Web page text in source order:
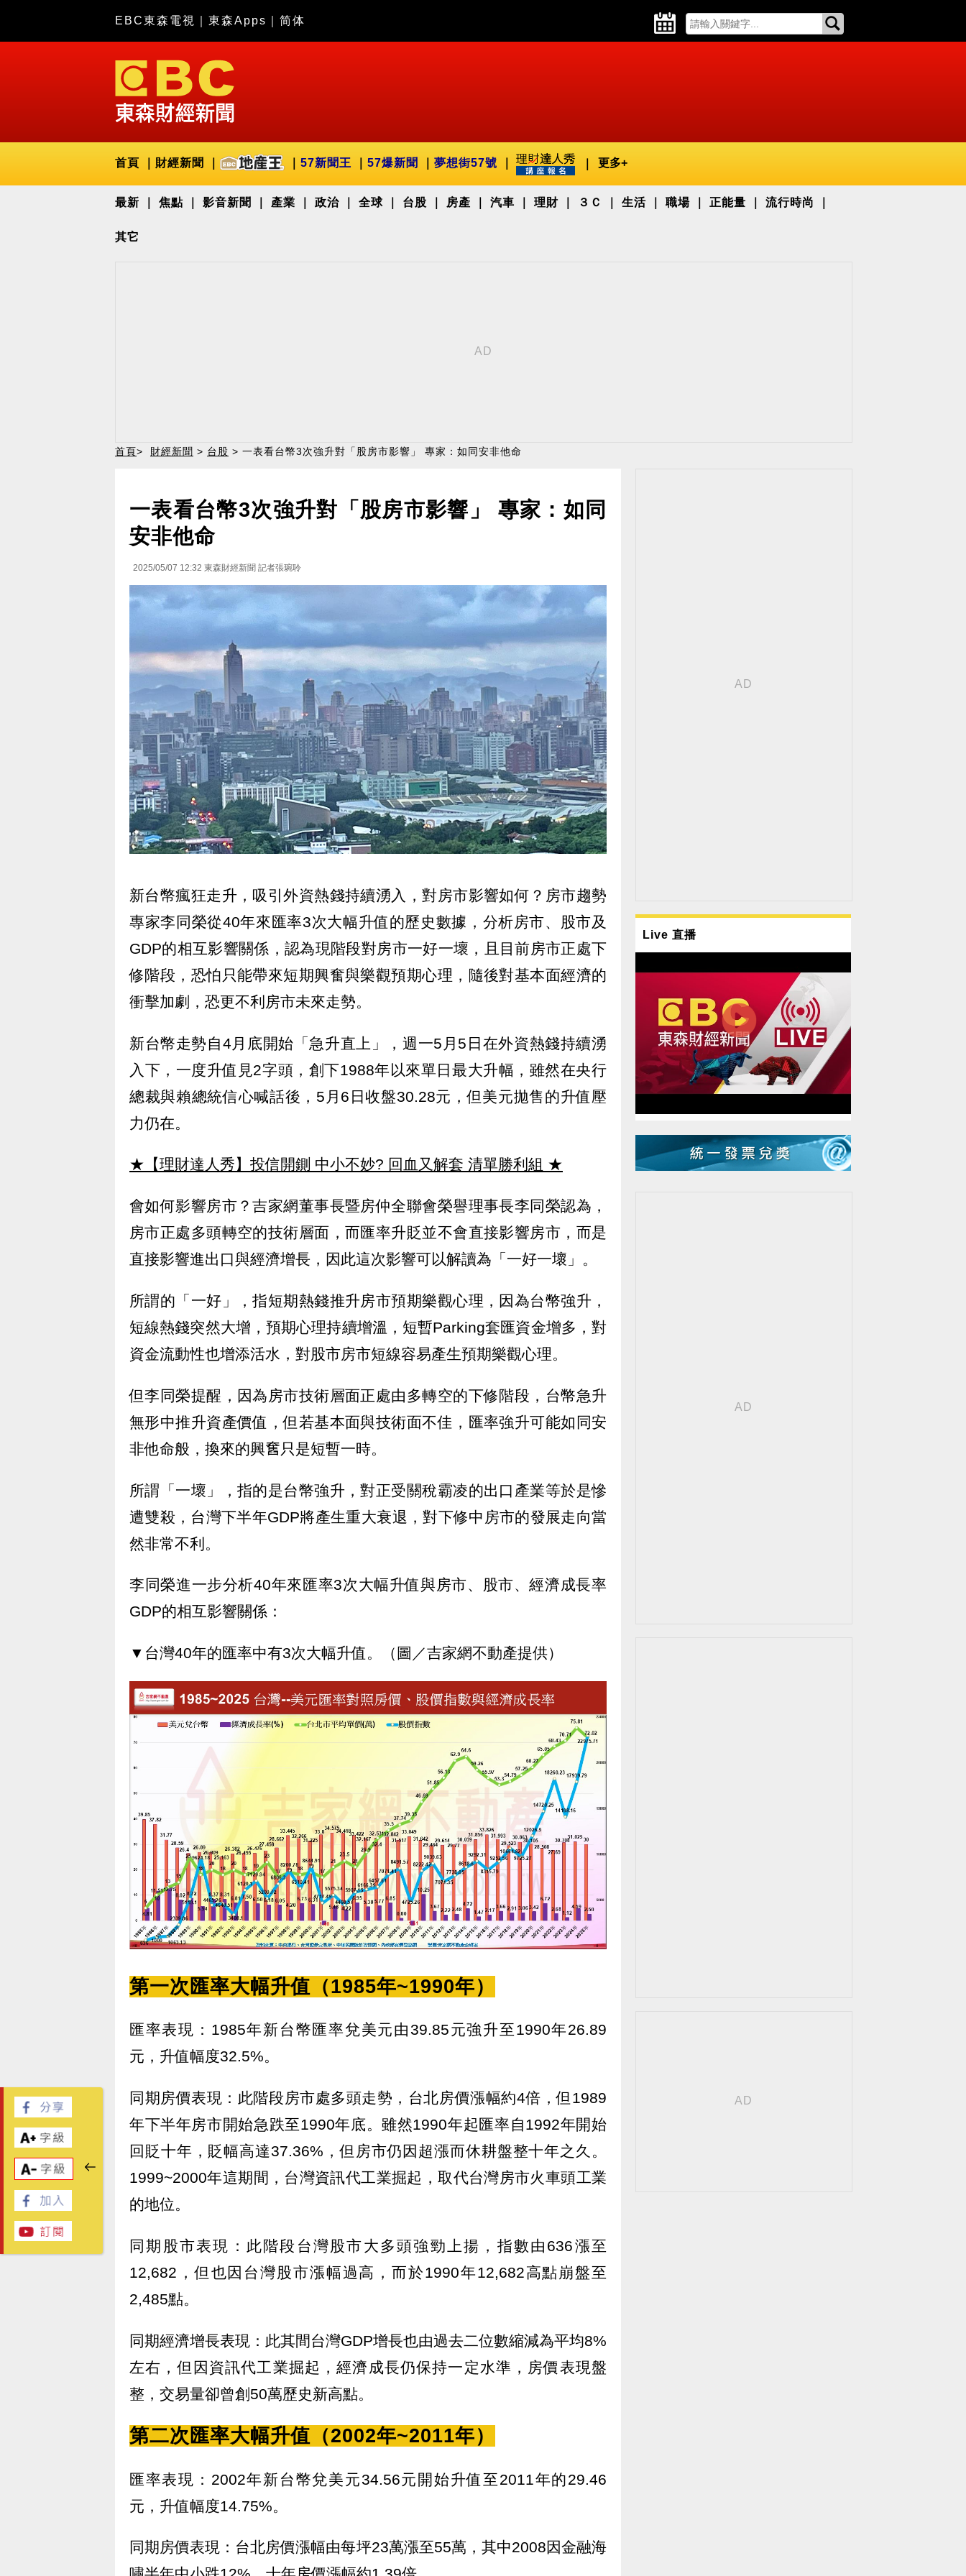
EBC東森電視 東森Apps 简体
首頁 財經新聞 57新聞王 57爆新聞 夢想街57號 更多+
最新 焦點 影音新聞 產業 政治 全球 台股 房產 汽車 理財 ３Ｃ 生活 職場 正能量 流行時尚
其它
首頁> 財經新聞 > 台股 > 一表看台幣3次強升對「股房市影響」 專家：如同安非他命
一表看台幣3次強升對「股房市影響」 專家：如同
安非他命
2025/05/07 12:32 東森財經新聞 記者張琬聆
新台幣瘋狂走升，吸引外資熱錢持續湧入，對房市影響如何？房市趨勢
專家李同榮從40年來匯率3次大幅升值的歷史數據，分析房市、股市及
GDP的相互影響關係，認為現階段對房市一好一壞，且目前房市正處下
修階段，恐怕只能帶來短期興奮與樂觀預期心理，隨後對基本面經濟的
衝擊加劇，恐更不利房市未來走勢。
新台幣走勢自4月底開始「急升直上」，週一5月5日在外資熱錢持續湧
入下，一度升值見2字頭，創下1988年以來單日最大升幅，雖然在央行
總裁與賴總統信心喊話後，5月6日收盤30.28元，但美元拋售的升值壓
力仍在。
★【理財達人秀】投信開鍘 中小不妙? 回血又解套 清單勝利組 ★
會如何影響房市？吉家網董事長暨房仲全聯會榮譽理事長李同榮認為，
房市正處多頭轉空的技術層面，而匯率升貶並不會直接影響房市，而是
直接影響進出口與經濟增長，因此這次影響可以解讀為「一好一壞」。
所謂的「一好」，指短期熱錢推升房市預期樂觀心理，因為台幣強升，
短線熱錢突然大增，預期心理持續增溫，短暫Parking套匯資金增多，對
資金流動性也增添活水，對股市房市短線容易產生預期樂觀心理。
但李同榮提醒，因為房市技術層面正處由多轉空的下修階段，台幣急升
無形中推升資產價值，但若基本面與技術面不佳，匯率強升可能如同安
非他命般，換來的興𡚒只是短暫一時。
所謂「一壞」，指的是台幣強升，對正受關稅霸凌的出口產業等於是慘
遭雙殺，台灣下半年GDP將產生重大衰退，對下修中房市的發展走向當
然非常不利。
李同榮進一步分析40年來匯率3次大幅升值與房市、股市、經濟成長率
GDP的相互影響關係：
▼台灣40年的匯率中有3次大幅升值。（圖／吉家網不動產提供）
第一次匯率大幅升值（1985年~1990年）
匯率表現：1985年新台幣匯率兌美元由39.85元強升至1990年26.89
元，升值幅度32.5%。
同期房價表現：此階段房市處多頭走勢，台北房價漲幅約4倍，但1989
年下半年房市開始急跌至1990年底。雖然1990年起匯率自1992年開始
回貶十年，貶幅高達37.36%，但房市仍因超漲而休耕盤整十年之久。
1999~2000年這期間，台灣資訊代工業掘起，取代台灣房市火車頭工業
的地位。
同期股市表現：此階段台灣股市大多頭強勁上揚，指數由636漲至
12,682，但也因台灣股市漲幅過高，而於1990年12,682高點崩盤至
2,485點。
同期經濟增長表現：此其間台灣GDP增長也由過去二位數縮減為平均8%
左右，但因資訊代工業掘起，經濟成長仍保持一定水準，房價表現盤
整，交易量卻曾創50萬歷史新高點。
第二次匯率大幅升值（2002年~2011年）
匯率表現：2002年新台幣兌美元34.56元開始升值至2011年的29.46
元，升值幅度14.75%。
同期房價表現：台北房價漲幅由每坪23萬漲至55萬，其中2008因金融海
Live 直播